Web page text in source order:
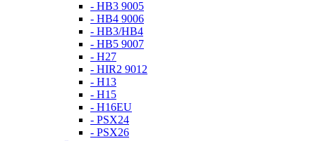
- HB3 9005
- HB4 9006
- HB3/HB4
- HB5 9007
- H27
- HIR2 9012
- H13
- H15
- H16EU
- PSX24
- PSX26